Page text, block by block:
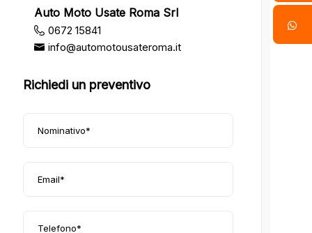
Auto Moto Usate Roma Srl
0672 15841
info@automotousateroma.it
Richiedi un preventivo